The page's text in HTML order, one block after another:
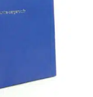
+ AJOUTER